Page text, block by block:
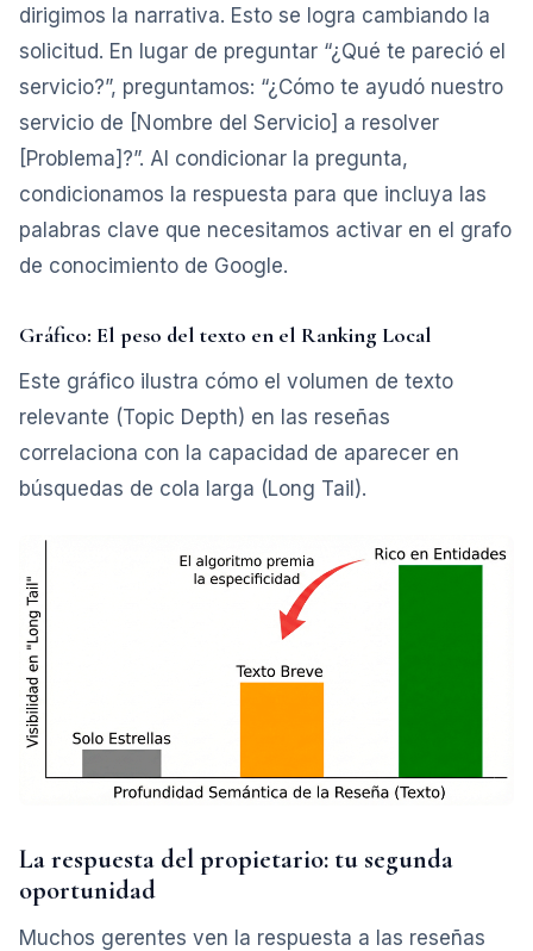
dirigimos la narrativa. Esto se logra cambiando la
solicitud. En lugar de preguntar “¿Qué te pareció el
servicio?”, preguntamos: “¿Cómo te ayudó nuestro
servicio de [Nombre del Servicio] a resolver
[Problema]?”. Al condicionar la pregunta,
condicionamos la respuesta para que incluya las
palabras clave que necesitamos activar en el grafo
de conocimiento de Google.
Gráfico: El peso del texto en el Ranking Local
Este gráfico ilustra cómo el volumen de texto
relevante (Topic Depth) en las reseñas
correlaciona con la capacidad de aparecer en
búsquedas de cola larga (Long Tail).
La respuesta del propietario: tu segunda
oportunidad
Muchos gerentes ven la respuesta a las reseñas